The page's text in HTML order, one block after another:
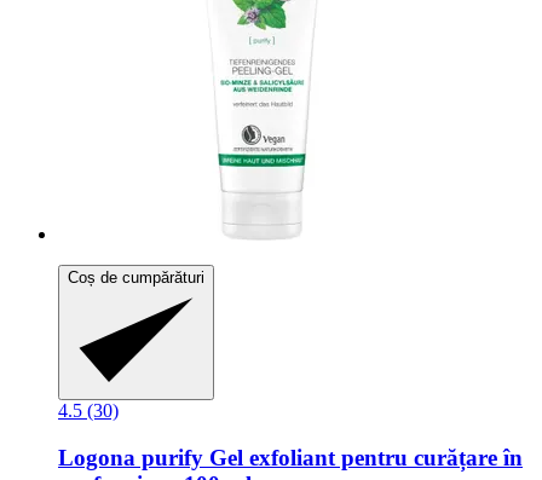
Coș de cumpărături
4.5 (30)
Logona purify Gel exfoliant pentru curățare în